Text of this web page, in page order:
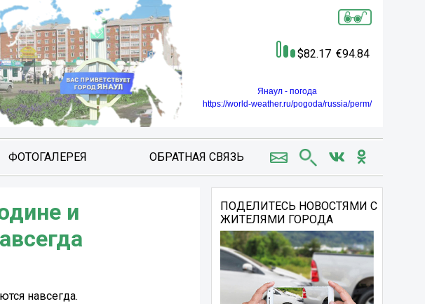
82.17 94.84
Янаул - погода
https://world-weather.ru/pogoda/russia/perm/
ФОТОГАЛЕРЕЯ ОБРАТНАЯ СВЯЗЬ
и
навсегда.
ПОДЕЛИТЕСЬ НОВОСТЯМИ С
ЖИТЕЛЯМИ ГОРОДА